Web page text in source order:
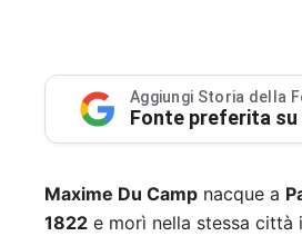
Aggiungi Storia della
Fonte preferita su
Maxime Du Camp nacque a
1822 e morì nella stessa città